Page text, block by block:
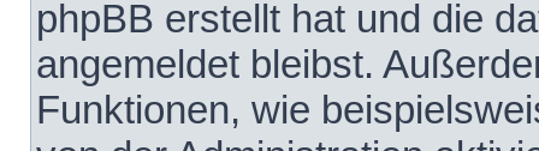
phpBB erstellt hat und die
angemeldet bleibst.
Funktionen, wie